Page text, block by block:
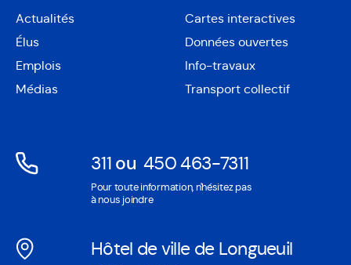
Actualités
Élus
Emplois
Médias
Cartes interactives
Ouvre
dans
une
nouvelle
Données ouvertes
Ouvre
dans
une
Info-travaux
Transport collectif
311Ouvre
dans
fenêtre
ou 450 463-7311
Ouvre
dans
fenêtre
Pour toute information, n'hésitez pas
à nous joindre
Hôtel de ville de Longueuil
Ouvre